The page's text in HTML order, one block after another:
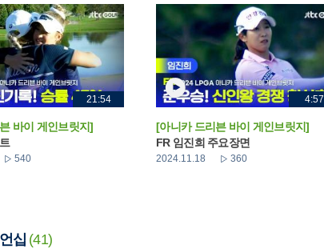
21:54
바이 게인브릿지]
540
4:57
[아니카 드리븐 바이 게인브릿지]
FR 임진희 주요장면
2024.11.18 360
십 (41)